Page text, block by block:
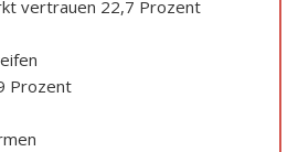
vertrauen 22,7 Prozent
Prozent